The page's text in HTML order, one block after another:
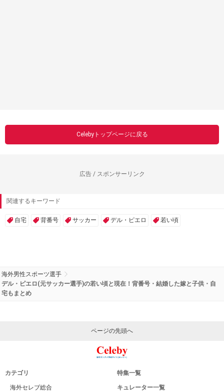
Celebyトップページに戻る
広告 / スポンサーリンク
関連するキーワード
自宅 背番号 サッカー デル・ピエロ 若い頃
海外男性スポーツ選手
デル・ピエロ(元サッカー選手)の若い頃と現在！背番号・結婚した嫁と子供・自
宅もまとめ
ページの先頭へ
カテゴリ
海外セレブ総合
特集一覧
キュレーター一覧